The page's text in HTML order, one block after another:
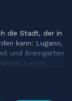
die Stadt, der in
kann: Lugano,
und Bremgarten
Lecco,
bald.